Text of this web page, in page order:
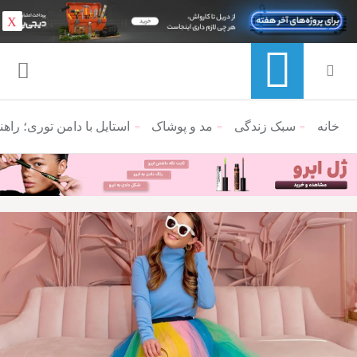
منوی ناوبری خرده نان
خانه سبک زندگی مد و پوشاک استایل با دامن توری؛
X